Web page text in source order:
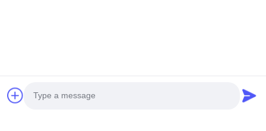
Idraulico Cingolato
Trapani